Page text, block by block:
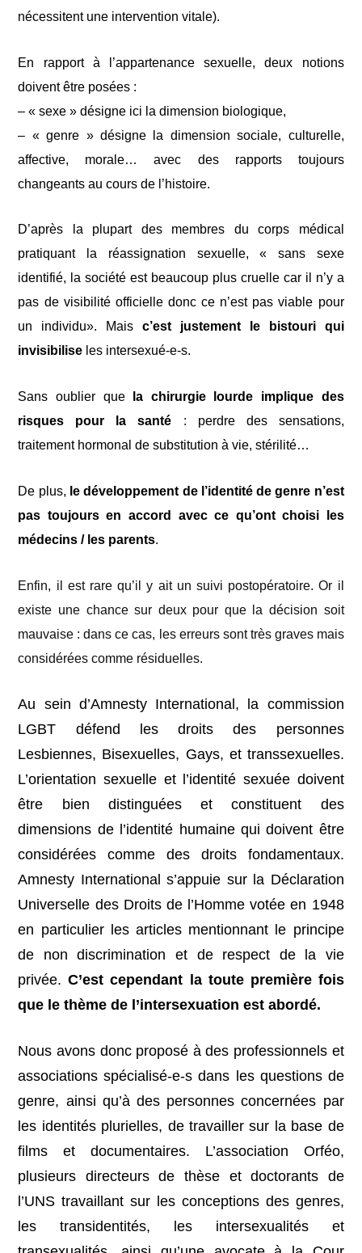
nécessitent une intervention vitale).
En rapport à l’appartenance sexuelle, deux notions
doivent être posées :
– « sexe » désigne ici la dimension biologique,
– « genre » désigne la dimension sociale, culturelle,
affective, morale… avec des rapports toujours
changeants au cours de l’histoire.
D’après la plupart des membres du corps médical
pratiquant la réassignation sexuelle, « sans sexe
identifié, la société est beaucoup plus cruelle car il n’y a
pas de visibilité officielle donc ce n’est pas viable pour
un individu». Maisc’est justement le bistouri qui
invisibilise les intersexué-e-s.
Sans oublier que
la chirurgie lourde implique des
risques pour la santé : perdre des sensations,
traitement hormonal de substitution à vie, stérilité…
De plus, le développement de l’identité de genre n’est
pas toujours en accord avec ce qu’ont choisi les
médecins / les parents.
Enfin, il est rare qu’il y ait un suivi postopératoire. Or il
existe une chance sur deux pour que la décision soit
mauvaise : dans ce cas, les erreurs sont très graves mais
considérées comme résiduelles.
Au sein d’Amnesty International, la commission
LGBT défend les droits des personnes
Lesbiennes, Bisexuelles, Gays, et transsexuelles.
L’orientation sexuelle et l’identité sexuée doivent
être bien distinguées et constituent des
dimensions de l’identité humaine qui doivent être
considérées comme des droits fondamentaux.
Amnesty International s’appuie sur la Déclaration
Universelle des Droits de l’Homme votée en 1948
en particulier les articles mentionnant le principe
de non discrimination et de respect de la vie
privée.C’est cependant la toute première fois
que le thème de l’intersexuation est abordé.
Nous avons donc proposé à des professionnels et
associations spécialisé-e-s dans les questions de
genre, ainsi qu’à des personnes concernées par
les identités plurielles, de travailler sur la base de
films et documentaires. L’association Orféo,
plusieurs directeurs de thèse et doctorants de
l’UNS travaillant sur les conceptions des genres,
les transidentités, les intersexualités et